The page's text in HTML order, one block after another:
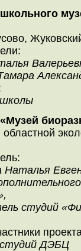
Наталья
студий
ДЭБЦ